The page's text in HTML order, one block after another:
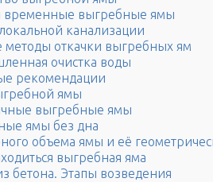
временные выгребные ямы
канализации
откачки выгребных ям
очистка воды
рекомендации
ямы
выгребные ямы
ямы без дна
объема ямы и её
выгребная яма
бетона. Этапы возведения